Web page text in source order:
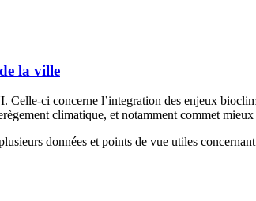
la ville
ci concerne l’integration des enjeux
climatique, et notamment commet
données et points de vue utiles